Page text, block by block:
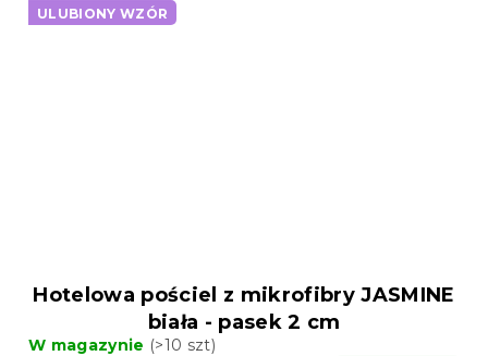
ULUBIONY WZÓR
Hotelowa pościel z mikrofibry JASMINE
biała - pasek 2 cm
W magazynie (>10 szt)